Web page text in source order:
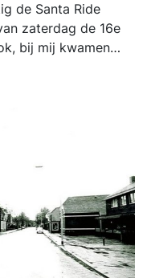
de Santa Ride
zaterdag de 16e
bij mij kwamen…